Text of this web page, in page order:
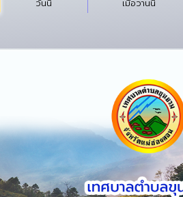
วันนี้ เมื่อวานนี้